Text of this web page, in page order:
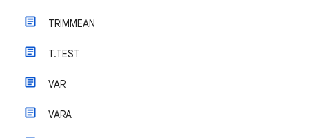
TRIMMEAN
T.TEST
VAR
VARA